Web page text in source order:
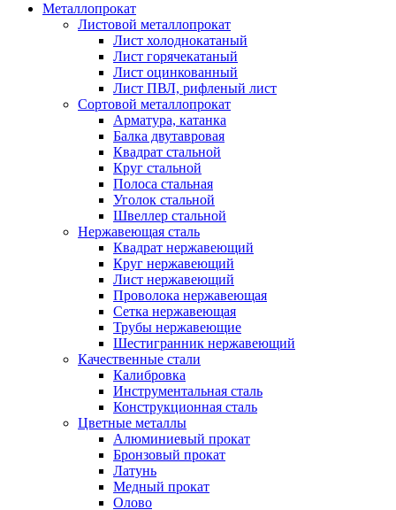
Металлопрокат
Листовой металлопрокат
Лист холоднокатаный
Лист горячекатаный
Лист оцинкованный
Лист ПВЛ, рифленый лист
Сортовой металлопрокат
Арматура, катанка
Балка двутавровая
Квадрат стальной
Круг стальной
Полоса стальная
Уголок стальной
Швеллер стальной
Нержавеющая сталь
Квадрат нержавеющий
Круг нержавеющий
Лист нержавеющий
Проволока нержавеющая
Сетка нержавеющая
Трубы нержавеющие
Шестигранник нержавеющий
Качественные стали
Калибровка
Инструментальная сталь
Конструкционная сталь
Цветные металлы
Алюминиевый прокат
Бронзовый прокат
Латунь
Медный прокат
Олово